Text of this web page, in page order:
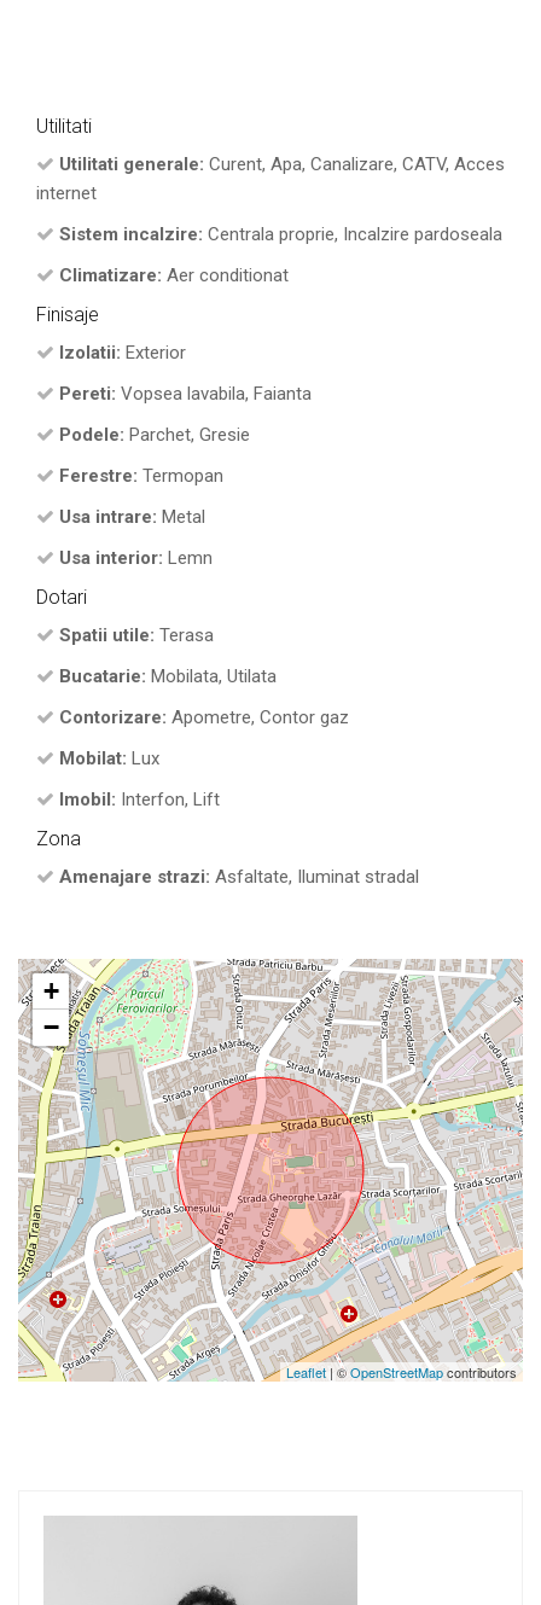
Utilitati
Utilitati generale: Curent, Apa, Canalizare, CATV, Acces
internet
Sistem incalzire: Centrala proprie, Incalzire pardoseala
Climatizare: Aer conditionat
Finisaje
Izolatii: Exterior
Pereti: Vopsea lavabila, Faianta
Podele: Parchet, Gresie
Ferestre: Termopan
Usa intrare: Metal
Usa interior: Lemn
Dotari
Spatii utile: Terasa
Bucatarie: Mobilata, Utilata
Contorizare: Apometre, Contor gaz
Mobilat: Lux
Imobil: Interfon, Lift
Zona
Amenajare strazi: Asfaltate, Iluminat stradal
+
−
Leaflet | ©OpenStreetMapcontributors